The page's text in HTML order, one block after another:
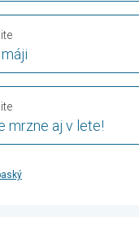
mrzne aj v lete!